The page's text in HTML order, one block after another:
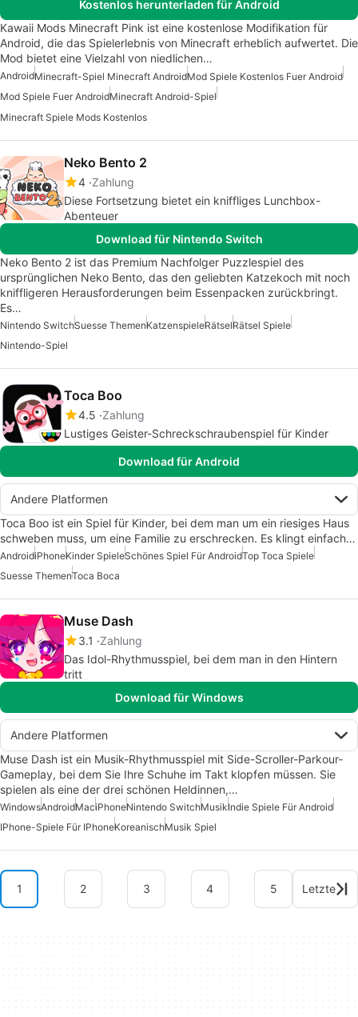
Kostenlos herunterladen für Android
Kawaii Mods Minecraft Pink ist eine kostenlose Modifikation für
Android, die das Spielerlebnis von Minecraft erheblich aufwertet. Die
Mod bietet eine Vielzahl von niedlichen…
AndroidMinecraft-Spiel Minecraft AndroidMod Spiele Kostenlos Fuer Android
Mod Spiele Fuer AndroidMinecraft Android-Spiel
Minecraft Spiele Mods Kostenlos
Neko Bento 2
4 Zahlung
Diese Fortsetzung bietet ein kniffliges Lunchbox-
Abenteuer
Download für Nintendo Switch
Neko Bento 2 ist das Premium Nachfolger Puzzlespiel des
ursprünglichen Neko Bento, das den geliebten Katzekoch mit noch
kniffligeren Herausforderungen beim Essenpacken zurückbringt.
Es…
Nintendo SwitchSuesse ThemenKatzenspieleRätselRätsel Spiele
Nintendo-Spiel
Toca Boo
4.5 Zahlung
Lustiges Geister-Schreckschraubenspiel für Kinder
Download für Android
Andere Platformen
Toca Boo ist ein Spiel für Kinder, bei dem man um ein riesiges Haus
schweben muss, um eine Familie zu erschrecken. Es klingt einfach…
AndroidiPhoneKinder SpieleSchönes Spiel Für AndroidTop Toca Spiele
Suesse ThemenToca Boca
Muse Dash
3.1
Zahlung
Das Idol-Rhythmusspiel, bei dem man in den Hintern
tritt
Download für Windows
Andere Platformen
Muse Dash ist ein Musik-Rhythmusspiel mit Side-Scroller-Parkour-
Gameplay, bei dem Sie Ihre Schuhe im Takt klopfen müssen. Sie
spielen als eine der drei schönen Heldinnen,…
WindowsAndroidMaciPhoneNintendo SwitchMusikIndie Spiele Für Android
IPhone-Spiele Für IPhoneKoreanischMusik Spiel
1 2 3 4 5 Letzte